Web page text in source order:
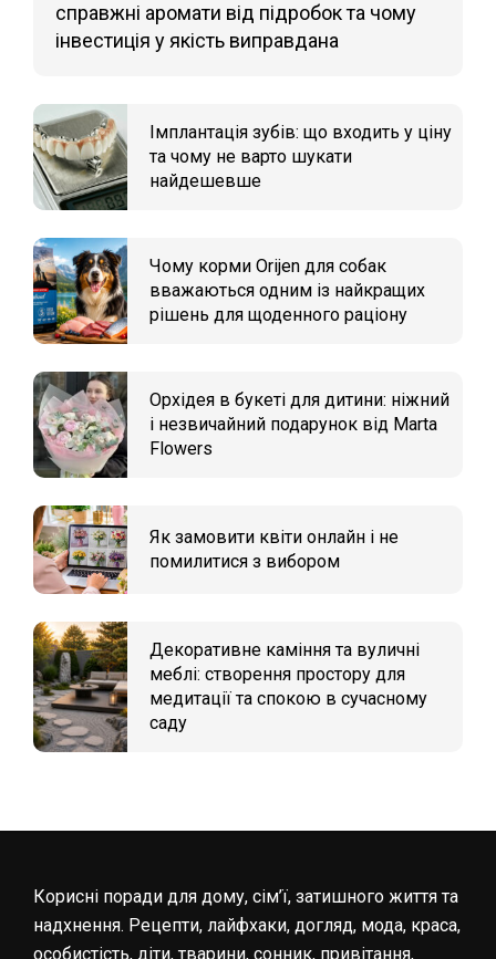
справжні аромати від підробок та чому
інвестиція у якість виправдана
Імплантація зубів: що входить у ціну
та чому не варто шукати
найдешевше
Чому корми Orijen для собак
вважаються одним із найкращих
рішень для щоденного раціону
Орхідея в букеті для дитини: ніжний
і незвичайний подарунок від Marta
Flowers
Як замовити квіти онлайн і не
помилитися з вибором
Декоративне каміння та вуличні
меблі: створення простору для
медитації та спокою в сучасному
саду
Корисні поради для дому, сім’ї, затишного життя та
надхнення. Рецепти, лайфхаки, догляд, мода, краса,
особистість, діти, тварини, сонник, привітання,